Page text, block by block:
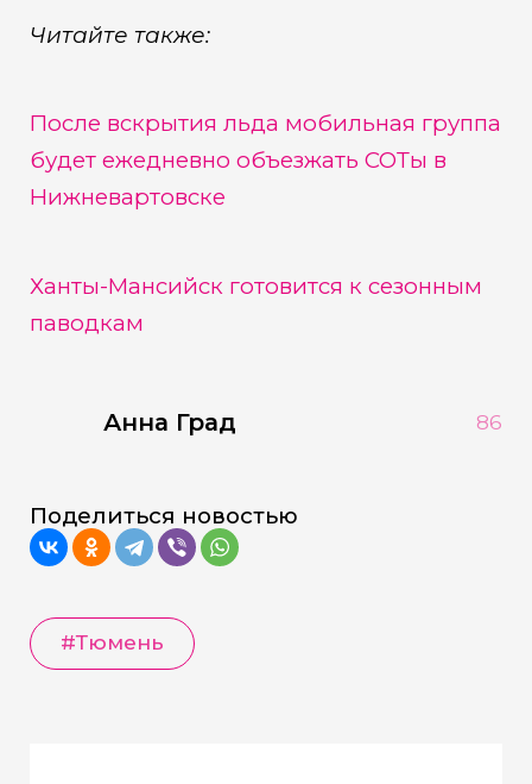
Читайте также:
После вскрытия льда мобильная группа
будет ежедневно объезжать СОТы в
Нижневартовске
Ханты-Мансийск готовится к сезонным
паводкам
Анна Град 86
Поделиться новостью
#Тюмень